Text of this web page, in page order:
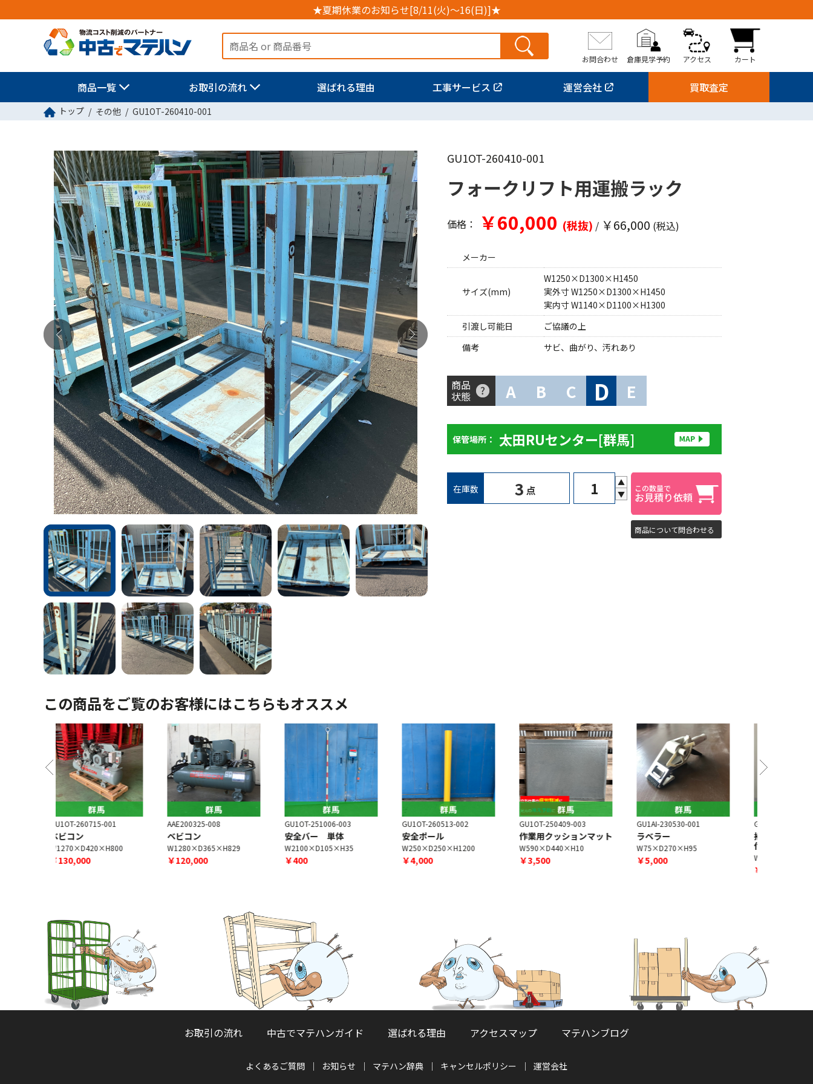
★夏期休業のお知らせ[8/11(火)～16(日)]★
お問合わせ 倉庫見学予約 アクセス カート
商品一覧 お取引の流れ 選ばれる理由 工事サービス 運営会社 買取査定
トップ その他 GU1OT-260410-001
GU1OT-260410-001
フォークリフト用運搬ラック
価格： ￥60,000 (税抜) / ￥66,000 (税込)
メーカー
サイズ(mm)
W1250×D1300×H1450
実外寸 W1250×D1300×H1450
実内寸 W1140×D1100×H1300
引渡し可能日
ご協議の上
備考
サビ、曲がり、汚れあり
商品
状態 A B C D E
保管場所： 太田RUセンター[群馬]
在庫数 3 点
▲
▼
商品について問合わせる
この商品をご覧のお客様にはこちらもオススメ
AAE200325-008
ベビコン
W1280×D365×H829
￥120,000
GU1OT-251006-003
安全バー 単体
W2100×D105×H35
￥400
GU1OT-260513-002
安全ポール
W250×D250×H1200
￥4,000
GU1OT-250409-003
作業用クッションマット
W590×D440×H10
￥3,500
GU1AI-230530-001
ラベラー
W75×D270×H95
￥5,000
GU1OT-260716-001
掃除機[アタッチメント
付き]
W114×D220×H476
お取引の流れ 中古でマテハンガイド 選ばれる理由 アクセスマップ マテハンブログ
よくあるご質問 お知らせ マテハン辞典 キャンセルポリシー 運営会社